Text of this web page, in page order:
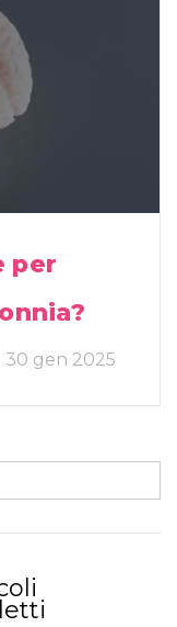
per
gen 2025